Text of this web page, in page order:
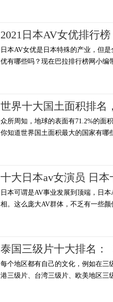
2021日本AV女优排行
日本AV女优是日本特殊的产业，但
优有哪些吗？现在巴拉排行榜网小编
世界十大国土面积排名
众所周知，地球的表面有71.2%的面
你知道世界国土面积最大的国家有哪
十大日本av女演员 日
日本可谓是AV事业发展到顶端，日
相。这么庞大AV群体，不乏有一些
泰国三级片十大排名：
每个地区都有自己的文化，例如在三
港三级片、台湾三级片、欧美地区三